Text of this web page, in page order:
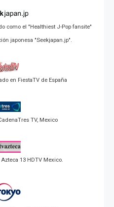
como el "Healthiest J-Pop fansite"
japonesa "Seekjapan.jp".
en FiestaTV de España
TV, Mexico
13 HDTV Mexico.